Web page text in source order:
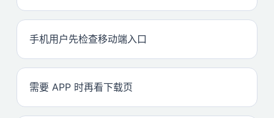
手机用户先检查移动端入口
需要 APP 时再看下载页